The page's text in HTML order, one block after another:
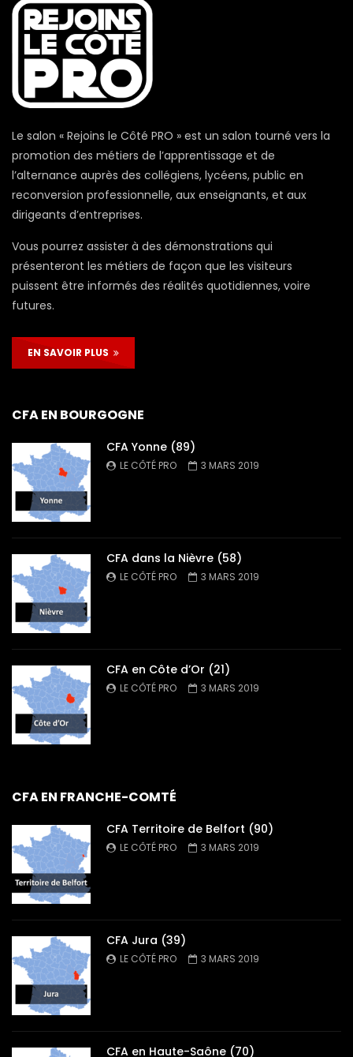
Le salon « Rejoins le Côté PRO » est un salon tourné vers la
promotion des métiers de l’apprentissage et de
l’alternance auprès des collégiens, lycéens, public en
reconversion professionnelle, aux enseignants, et aux
dirigeants d’entreprises.
Vous pourrez assister à des démonstrations qui
présenteront les métiers de façon que les visiteurs
puissent être informés des réalités quotidiennes, voire
futures.
EN SAVOIR PLUS
CFA EN BOURGOGNE
CFA Yonne (89)
LE CÔTÉ PRO 3 MARS 2019
CFA dans la Nièvre (58)
LE CÔTÉ PRO 3 MARS 2019
CFA en Côte d’Or (21)
LE CÔTÉ PRO 3 MARS 2019
CFA EN FRANCHE-COMTÉ
CFA Territoire de Belfort (90)
LE CÔTÉ PRO 3 MARS 2019
CFA Jura (39)
LE CÔTÉ PRO 3 MARS 2019
CFA en Haute-Saône (70)